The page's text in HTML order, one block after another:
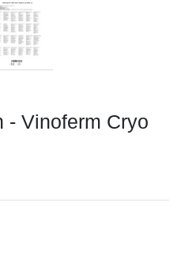
Vinoferm Cryo